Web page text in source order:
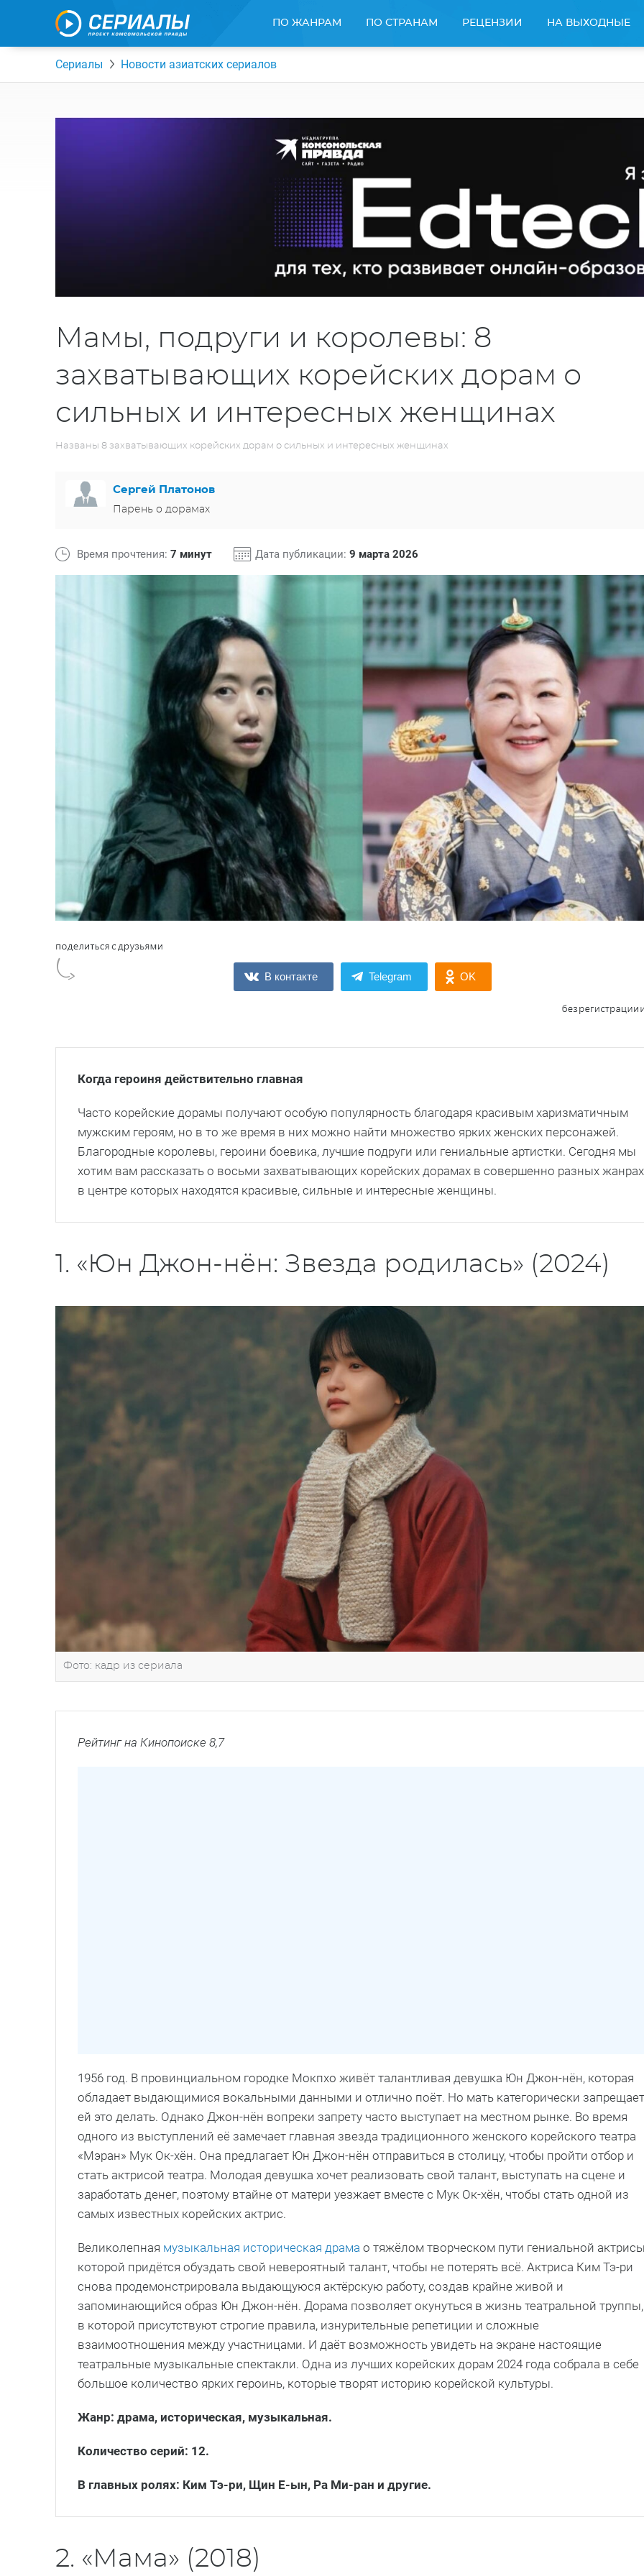
ПО ЖАНРАМ ПО СТРАНАМ РЕЦЕНЗИИ НА ВЫХОДНЫЕ
Сериалы Новости азиатских сериалов
Мамы, подруги и королевы: 8
захватывающих корейских дорам о
сильных и интересных женщинах
Названы 8 захватывающих корейских дорам о сильных и интересных женщинах
Сергей Платонов
Парень о дорамах
Время прочтения: 7 минут Дата публикации: 9 марта 2026
В контакте Telegram OK
Когда героиня действительно главная
Часто корейские дорамы получают особую популярность благодаря красивым харизматичным
мужским героям, но в то же время в них можно найти множество ярких женских персонажей.
Благородные королевы, героини боевика, лучшие подруги или гениальные артистки. Сегодня мы
хотим вам рассказать о восьми захватывающих корейских дорамах в совершенно разных
в центре которых находятся красивые, сильные и интересные женщины.
1. «Юн Джон-нён: Звезда родилась» (2024)
Фото: кадр из сериала
Рейтинг на Кинопоиске 8,7
1956 год. В провинциальном городке Мокпхо живёт талантливая девушка Юн Джон-нён, которая
обладает выдающимися вокальными данными и отлично поёт. Но мать категорически запрещает
ей это делать. Однако Джон-нён вопреки запрету часто выступает на местном рынке. Во время
одного из выступлений её замечает главная звезда традиционного женского корейского театра
«Мэран» Мук Ок-хён. Она предлагает Юн Джон-нён отправиться в столицу, чтобы пройти отбор и
стать актрисой театра. Молодая девушка хочет реализовать свой талант, выступать на сцене и
заработать денег, поэтому втайне от матери уезжает вместе с Мук Ок-хён, чтобы стать одной из
самых известных корейских актрис.
Великолепная музыкальная историческая драма о тяжёлом творческом пути гениальной
которой придётся обуздать свой невероятный талант, чтобы не потерять всё. Актриса Ким Тэ-ри
снова продемонстрировала выдающуюся актёрскую работу, создав крайне живой и
запоминающийся образ Юн Джон-нён. Дорама позволяет окунуться в жизнь театральной труппы,
в которой присутствуют строгие правила, изнурительные репетиции и сложные
взаимоотношения между участницами. И даёт возможность увидеть на экране настоящие
театральные музыкальные спектакли. Одна из лучших корейских дорам 2024 года собрала в себе
большое количество ярких героинь, которые творят историю корейской культуры.
Жанр: драма, историческая, музыкальная.
Количество серий: 12.
В главных ролях: Ким Тэ-ри, Щин Е-ын, Ра Ми-ран и другие.
2. «Мама» (2018)